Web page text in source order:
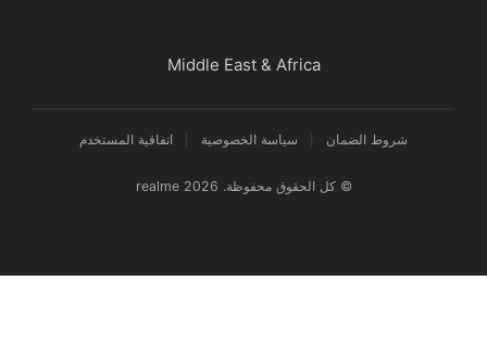
© كل الحقوق محفوظة. realme 2026
شروط الضمان سياسة الخصوصية اتفاقية المستخدم
Middle East & Africa